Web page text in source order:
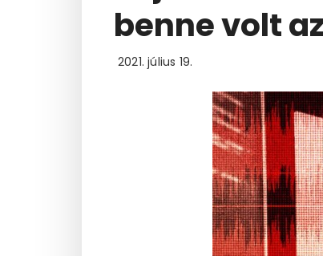
benne volt
2021. július 19.